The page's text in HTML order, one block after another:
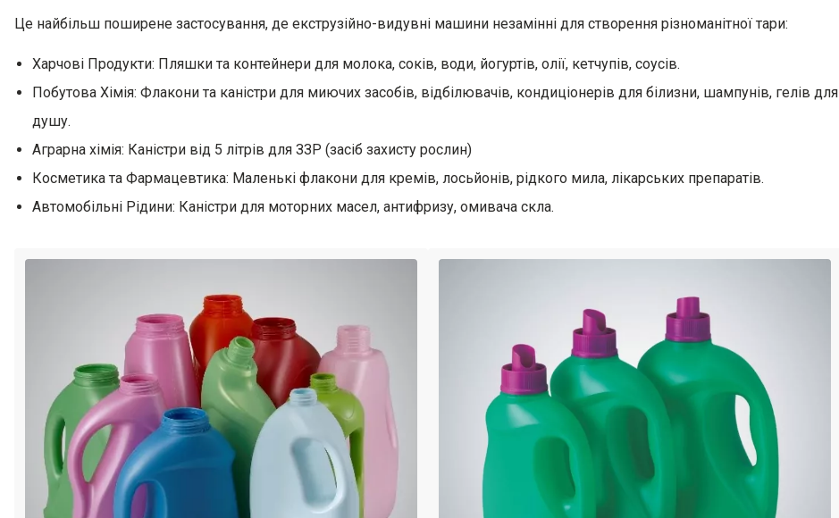
Це найбільш поширене застосування, де екструзійно-видувні машини незамінні для створення різноманітної тари:
Харчові Продукти: Пляшки та контейнери для молока, соків, води, йогуртів, олії, кетчупів, соусів.
Побутова Хімія: Флакони та каністри для миючих засобів, відбілювачів, кондиціонерів для білизни, шампунів, гелів для
душу.
Аграрна хімія: Каністри від 5 літрів для ЗЗР (засіб захисту рослин)
Косметика та Фармацевтика: Маленькі флакони для кремів, лосьйонів, рідкого мила, лікарських препаратів.
Автомобільні Рідини: Каністри для моторних масел, антифризу, омивача скла.